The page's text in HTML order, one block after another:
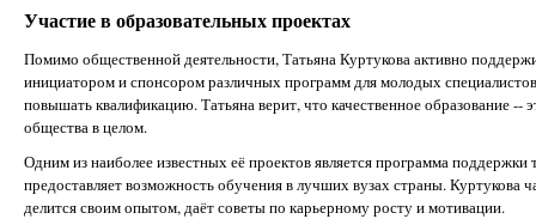
Участие в образовательных проектах
Помимо общественной деятельности, Татьяна Куртукова активно
инициатором и спонсором различных программ для молодых
повышать квалификацию. Татьяна верит, что качественное образование --
общества в целом.
Одним из наиболее известных её проектов является программа поддержки
предоставляет возможность обучения в лучших вузах страны. Куртукова
делится своим опытом, даёт советы по карьерному росту и мотивации.